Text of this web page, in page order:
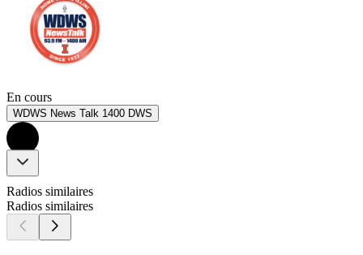
En cours
WDWS News Talk 1400 DWS
Radios similaires
Radios similaires